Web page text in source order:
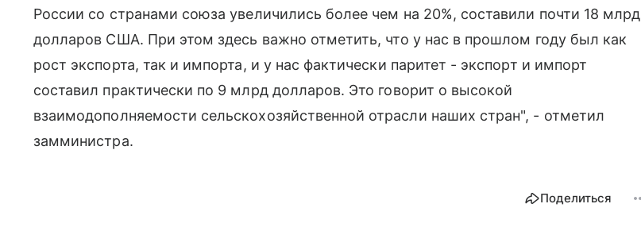
России со странами союза увеличились более чем на 20%, составили почти 18 млрд
долларов США. При этом здесь важно отметить, что у нас в прошлом году был как
рост экспорта, так и импорта, и у нас фактически паритет - экспорт и импорт
составил практически по 9 млрд долларов. Это говорит о высокой
взаимодополняемости сельскохозяйственной отрасли наших стран", - отметил
замминистра.
Поделиться